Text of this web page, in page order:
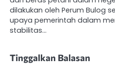
dilakukan oleh Perum Bulog
upaya pemerintah dalam
stabilitas…
Tinggalkan Balasan